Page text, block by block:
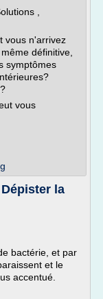
,
vous n'arrivez
définitive,
symptômes
vous
la
bactérie, et par
et le
accentué.